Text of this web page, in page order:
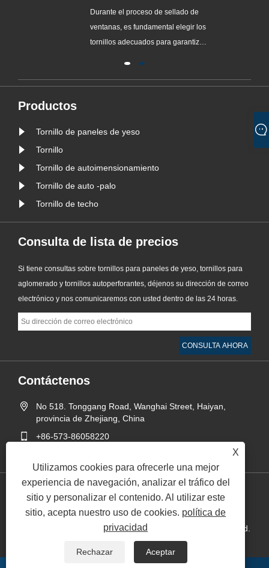
X
Utilizamos cookies para ofrecerle una mejor
experiencia de navegación, analizar el tráfico del
sitio y personalizar el contenido. Al utilizar este
sitio, acepta nuestro uso de cookies. política de
privacidad
Rechazar Aceptar
Durante el proceso de sellado de
ventanas, es fundamental elegir los
tornillos adecuados para garantizar
disponible, los “tornillos extraíbles
para sellar ventanas. Este ......
Productos
Tornillo de paneles de yeso
Tornillo
Tornillo de autoimensionamiento
Tornillo de auto -palo
Tornillo de techo
Consulta de lista de precios
Si tiene consultas sobre tornillos para paneles de yeso, tornillos para
aglomerado y tornillos autoperforantes, déjenos su dirección de correo
electrónico y nos comunicaremos con usted dentro de las 24 horas.
Contáctenos
No 518. Tonggang Road, Wanghai Street, Haiyan,
provincia de Zhejiang, China
+86-573-86058220
Links Sitemap RSS XML política de privacidad
Copyright © 2024 Jiaxing Runyee Metal Technology Co., Ltd.
Todos los derechos reservados.